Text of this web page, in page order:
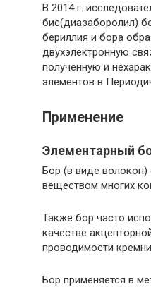
В 2014 г.
бис(диазаборолил)
бериллия и бора
двухэлектронную
полученную и
элементов в
Применение
Элементарный
Бор (в виде
веществом многих
Также бор часто
качестве
проводимости
Бор применяется в